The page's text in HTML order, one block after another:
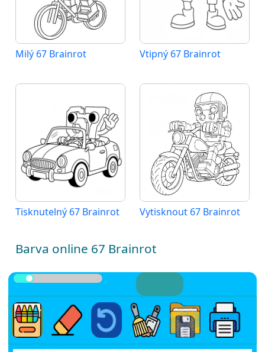
Milý 67 Brainrot Vtipný 67 Brainrot
Tisknutelný 67 Brainrot Vytisknout 67 Brainrot
Barva online 67 Brainrot